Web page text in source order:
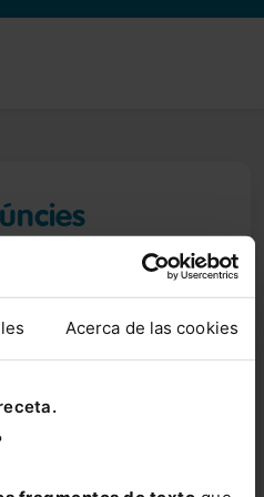
Acerca de las cookies
és una eina de
la qual es poden notificar
de conductes
normatius.
l'òrgan de
delegat de protecció de